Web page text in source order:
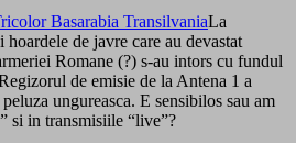
La
de javre care au devastat
Romane (?) s-au intors cu fundul
de emisie de la Antena 1 a
ungureasca. E sensibilos sau am
si in transmisiile “live”?